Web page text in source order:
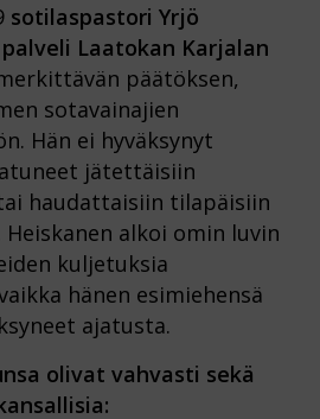
sotilaspastori Yrjö
Laatokan Karjalan
päätöksen,
sotavainajien
Hän ei hyväksynyt
jätettäisiin
haudattaisiin tilapäisiin
alkoi omin luvin
kuljetuksia
hänen esimiehensä
ajatusta.
olivat vahvasti sekä